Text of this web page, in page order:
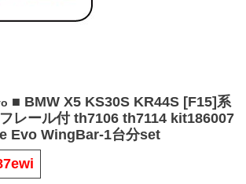
■ BMW X5 KS30S KR44S [F15]系
レール付 th7106 th7114 kit186007
Evo WingBar-1台分set